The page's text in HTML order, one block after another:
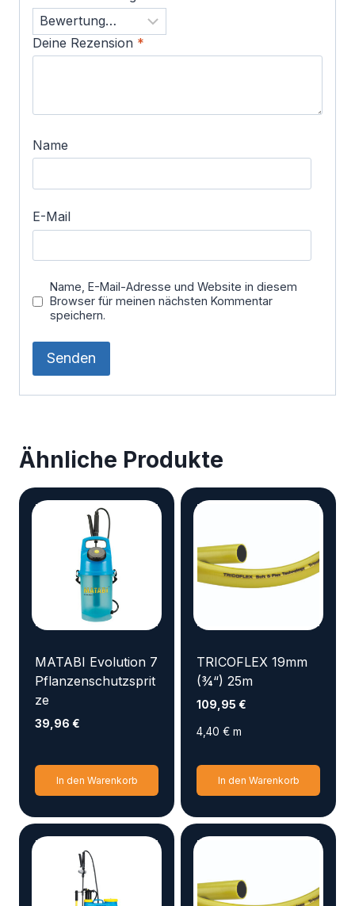
Deine Rezension *
Name
E-Mail
Name, E-Mail-Adresse und Website in diesem
Browser für meinen nächsten Kommentar
speichern.
Ähnliche Produkte
MATABI Evolution 7
Pflanzenschutzsprit
ze
39,96 €
In den Warenkorb
TRICOFLEX 19mm
(¾“) 25m
109,95 €
4,40 € m
In den Warenkorb